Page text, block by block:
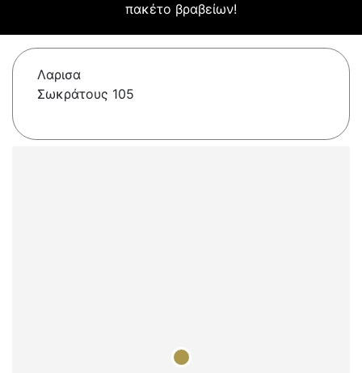
πακέτο βραβείων!
Λαρισα
Σωκράτους 105